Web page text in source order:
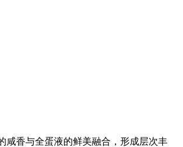
香与全蛋液的鲜美融合，形成层次丰